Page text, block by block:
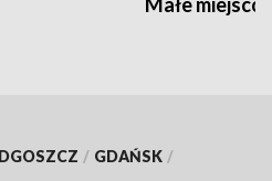
/ GDAŃSK /